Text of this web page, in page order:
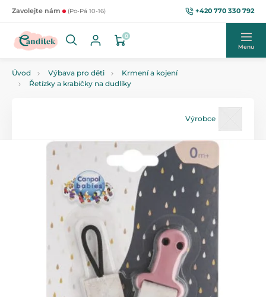
Zavolejte nám (Po-Pá 10-16) +420 770 330 792
0
Menu
Úvod Výbava pro děti
Krmení a kojení
Řetízky a krabičky na dudlíky
Výrobce